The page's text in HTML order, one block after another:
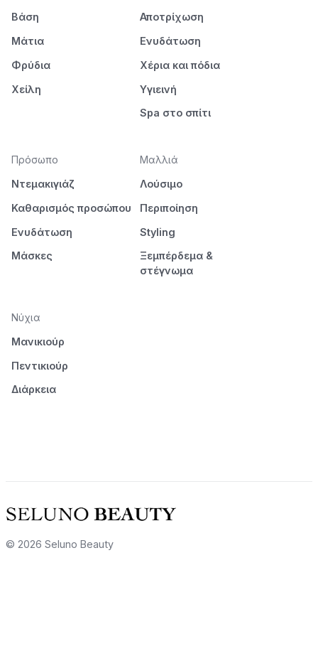
Βάση
Μάτια
Φρύδια
Χείλη
Αποτρίχωση
Ενυδάτωση
Χέρια και πόδια
Υγιεινή
Spa στο σπίτι
Πρόσωπο
Ντεμακιγιάζ
Καθαρισμός προσώπου
Ενυδάτωση
Μάσκες
Μαλλιά
Λούσιμο
Περιποίηση
Styling
Ξεμπέρδεμα &
στέγνωμα
Νύχια
Μανικιούρ
Πεντικιούρ
Διάρκεια
© 2026 Seluno Beauty